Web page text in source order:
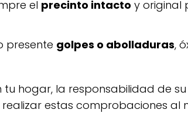
el precinto intacto y original
presente golpes o abolladuras,
estas comprobaciones al